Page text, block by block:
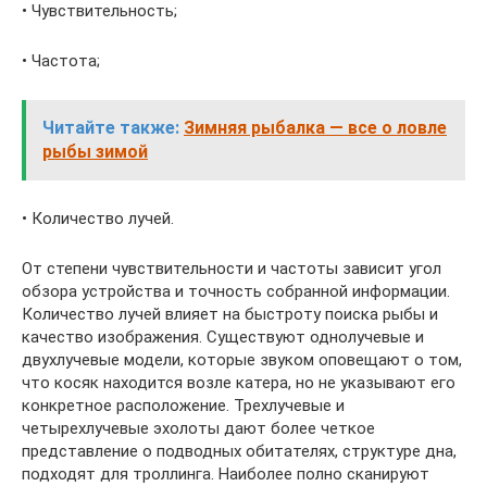
• Чувствительность;
• Частота;
Читайте также: Зимняя рыбалка — все о ловле
рыбы зимой
• Количество лучей.
От степени чувствительности и частоты зависит угол
обзора устройства и точность собранной информации.
Количество лучей влияет на быстроту поиска рыбы и
качество изображения. Существуют однолучевые и
двухлучевые модели, которые звуком оповещают о том,
что косяк находится возле катера, но не указывают его
конкретное расположение. Трехлучевые и
четырехлучевые эхолоты дают более четкое
представление о подводных обитателях, структуре дна,
подходят для троллинга. Наиболее полно сканируют